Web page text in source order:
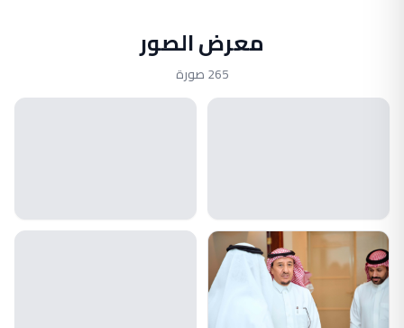
معرض الصور
265 صورة